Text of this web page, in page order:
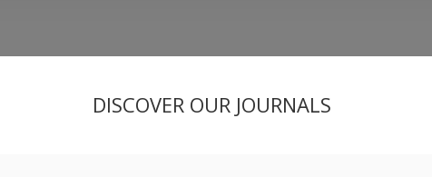
DISCOVER OUR JOURNALS